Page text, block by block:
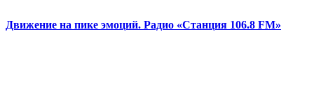
Движение на пике эмоций. Радио «Станция 106.8 FM»